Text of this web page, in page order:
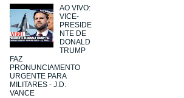
AO VIVO:
VICE-
PRESIDE
NTE DE
DONALD
TRUMP
FAZ
PRONUNCIAMENTO
URGENTE PARA
MILITARES - J.D.
VANCE